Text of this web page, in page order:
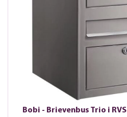
Bobi - Brievenbus Trio i RVS